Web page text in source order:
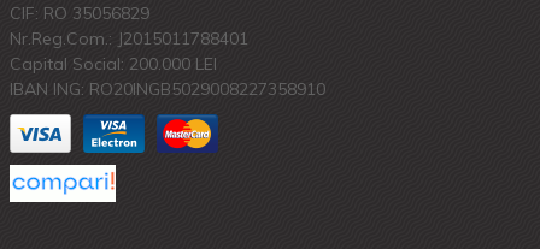
CIF: RO 35056829
Nr.Reg.Com.: J2015011788401
Capital Social: 200.000 LEI
IBAN ING: RO20INGB5029008227358910